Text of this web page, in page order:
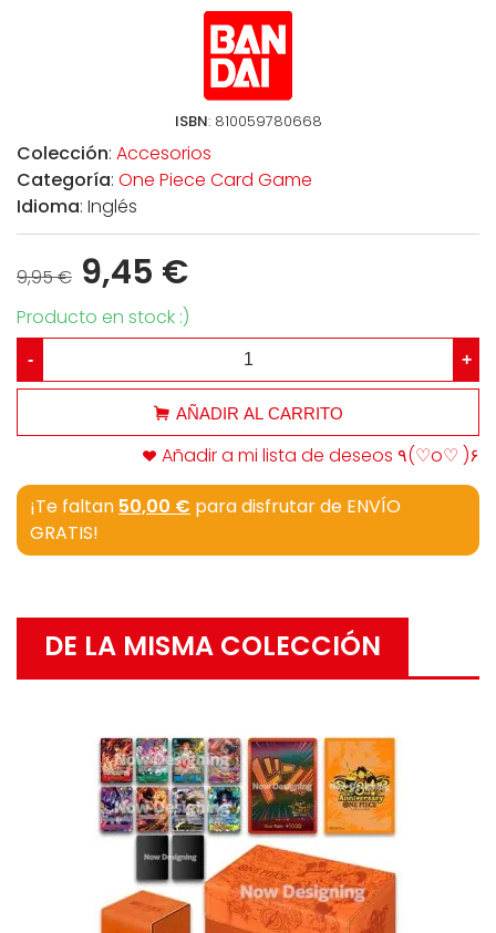
ISBN: 810059780668
Colección: Accesorios
Categoría: One Piece Card Game
Idioma: Inglés
9,95 € 9,45 €
Producto en stock :)
- +
AÑADIR AL CARRITO
Añadir a mi lista de deseos ٩(♡o♡ )۶
¡Te faltan 50,00 € para disfrutar de ENVÍO
GRATIS!
DE LA MISMA COLECCIÓN